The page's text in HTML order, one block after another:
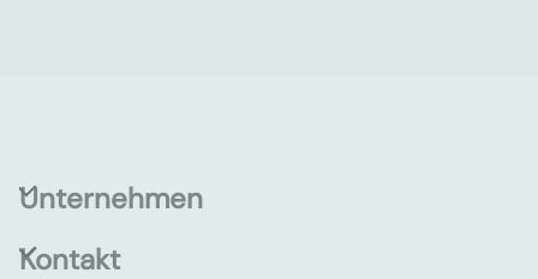
Unternehmen
Kontakt